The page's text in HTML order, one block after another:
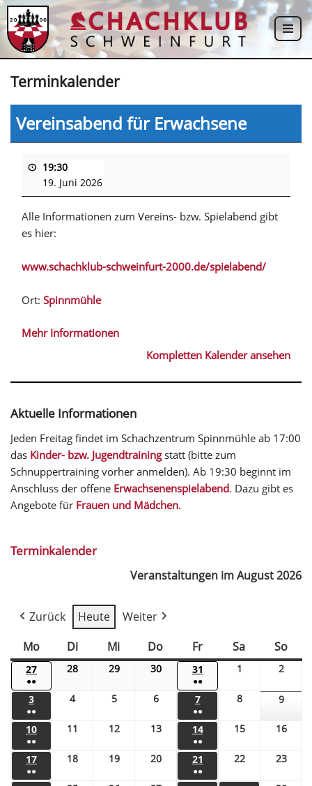
Zum
Inhalt
Terminkalender
Vereinsabend für Erwachsene
19:30
19. Juni 2026
Alle Informationen zum Vereins- bzw. Spielabend gibt
es hier:
www.schachklub-schweinfurt-2000.de/spielabend/
Ort: Spinnmühle
Mehr Informationen
Kompletten Kalender ansehen
Aktuelle Informationen
Jeden Freitag findet im Schachzentrum Spinnmühle ab 17:00
das Kinder- bzw. Jugendtrainingstatt (bitte zum
Schnuppertraining vorher anmelden). Ab 19:30 beginnt im
Anschluss der offene Erwachsenenspielabend. Dazu gibt es
Angebote für Frauen und Mädchen.
Terminkalender
Veranstaltungen im August 2026
Zurück Heute
Weiter
Mo
Di Mi Do Fr Sa So
27
●●
28 29 30 31
●●
1 2
3
●●
4 5 6 7
●●
8 9
10
●●
11 12 13 14
●●
15 16
17
●●
18 19 20 21
●●
22 23